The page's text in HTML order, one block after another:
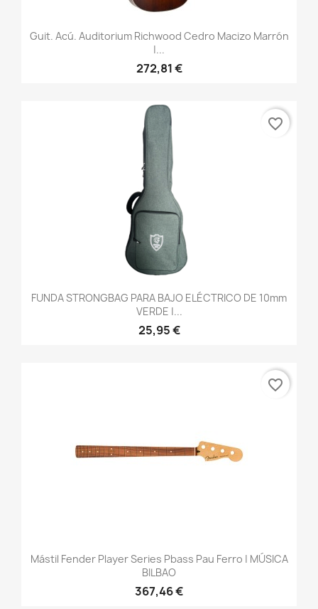
Guit. Acú. Auditorium Richwood Cedro Macizo Marrón
|...
272,81 €
FUNDA STRONGBAG PARA BAJO ELÉCTRICO DE 10mm
VERDE |...
25,95 €
favorite_border
Mástil Fender Player Series Pbass Pau Ferro | MÚSICA
BILBAO
367,46 €
favorite_border